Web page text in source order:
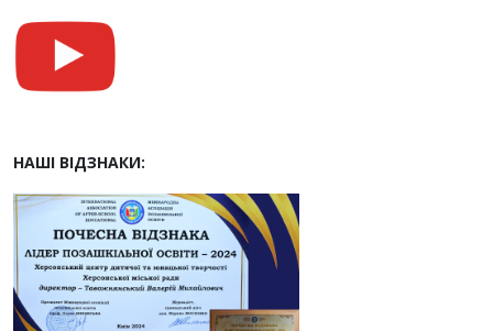
НАШІ ВІДЗНАКИ: